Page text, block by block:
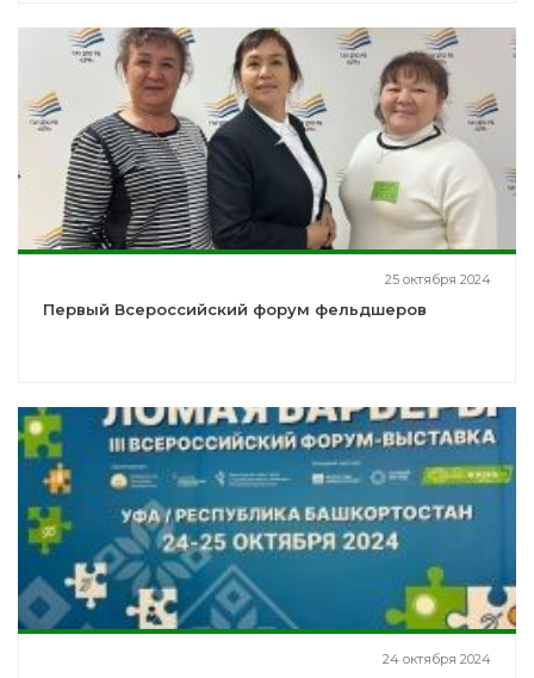
25 октября 2024
Первый Всероссийский форум фельдшеров
24 октября 2024